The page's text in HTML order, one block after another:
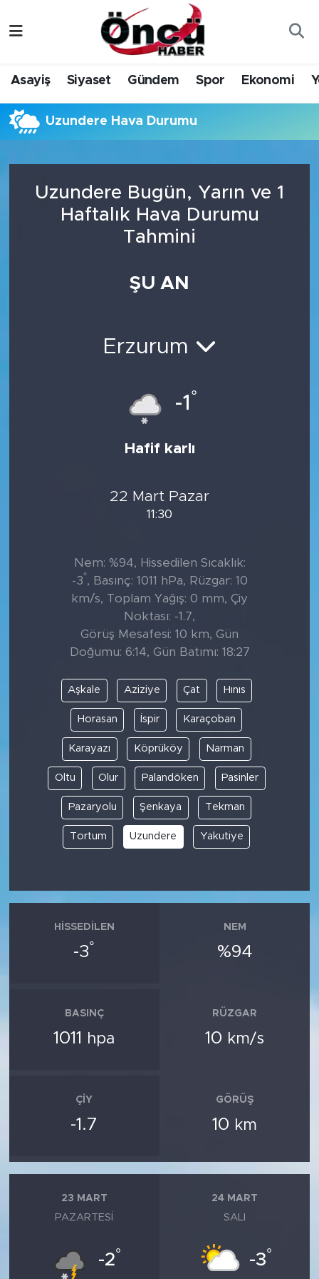
Asayiş Siyaset Gündem Spor Ekonomi
Uzundere Hava Durumu
Uzundere Bugün, Yarın ve 1
Haftalık Hava Durumu
Tahmini
ŞU AN
Erzurum
-1 °
Hafif karlı
22 Mart Pazar
11:30
Nem: %94, Hissedilen Sıcaklık:
-3°, Basınç: 1011 hPa, Rüzgar: 10
km/s, Toplam Yağış: 0 mm, Çiy
Noktası: -1.7,
Görüş Mesafesi: 10 km, Gün
Doğumu: 6:14, Gün Batımı: 18:27
Aşkale Aziziye Çat Hınıs
Horasan İspir Karaçoban
Karayazı Köprüköy Narman
Oltu Olur Palandöken Pasinler
Pazaryolu Şenkaya Tekman
Tortum Uzundere Yakutiye
HISSEDILEN
-3°
NEM
%94
BASINÇ
1011 hpa
RÜZGAR
10 km/s
ÇIY
-1.7
GÖRÜŞ
10 km
23 MART
PAZARTESI
-2°
24 MART
SALI
-3°
Gündem
Sağlık & Çevre
Spor
Siyaset
Düzce Nöbetçi Eczaneler
Düzce Hava Durumu
Düzce Namaz Vakitleri
Düzce Trafik Yoğunluk Haritası
Süper Lig Puan Durumu ve Fikstür
Tüm Manşetler